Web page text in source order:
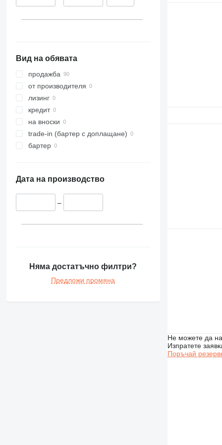
336
340
345
349
365
374
390
420
631
730
772
Вид на обявата
продажба
от производителя
лизинг
кредит
на вноски
trade-in (бартер с доплащане)
бартер
Дата на производство
–
Няма достатъчно филтри?
Предложи промяна
Не можете да
Изпратете
Поръчай